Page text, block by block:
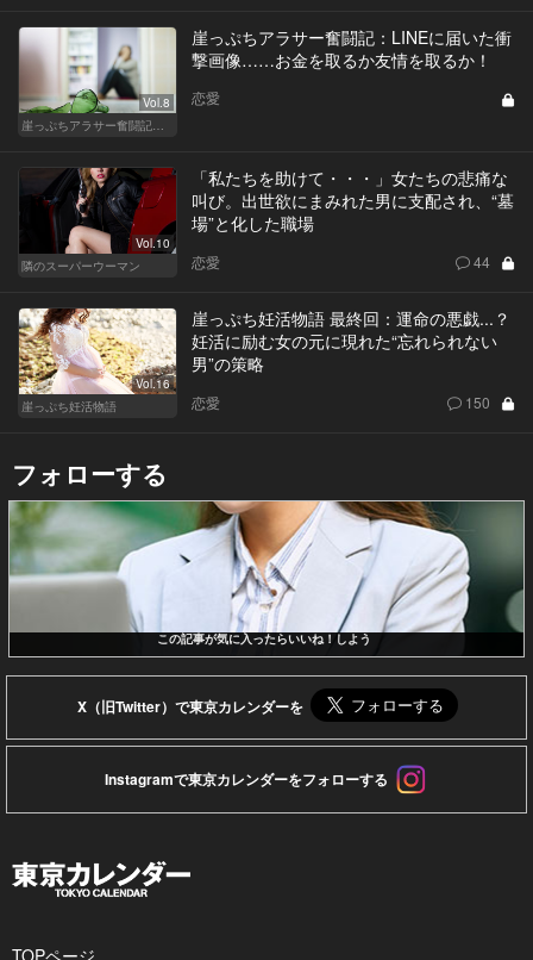
Vol.8
崖っぷちアラサー奮闘記：LINEに届いた衝
撃画像……お金を取るか友情を取るか！
恋愛
Vol.10
隣のスーパーウーマン
「私たちを助けて・・・」女たちの悲痛な
叫び。出世欲にまみれた男に支配され、“墓
場”と化した職場
恋愛 44
Vol.16
崖っぷち妊活物語
崖っぷち妊活物語 最終回：運命の悪戯...？
妊活に励む女の元に現れた“忘れられない
男”の策略
恋愛 150
フォローする
この記事が気に入ったらいいね！しよう
X（旧Twitter）で東京カレンダーを
Instagramで東京カレンダーをフォローする
TOPページ